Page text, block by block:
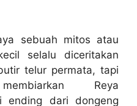
sebuah mitos atau
selalu diceritakan
telur permata, tapi
Reya
ending dari dongeng